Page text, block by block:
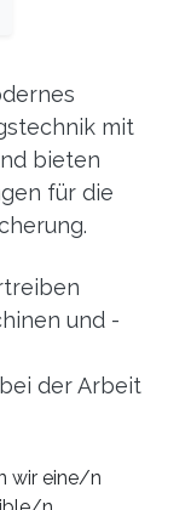
mit
bieten
für die
und -
der Arbeit
wir eine/n